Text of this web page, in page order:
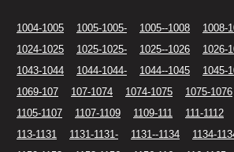
1004-1005
1005-1005- 1005--1008 1008-
1024-1025
1025-1025- 1025--1026 1026-
1043-1044
1044-1044- 1044--1045 1045-
1069-107
107-1074 1074-1075 1075-1076
1105-1107
1107-1109 1109-111 111-1112
113-1131
1131-1131- 1131--1134 1134-